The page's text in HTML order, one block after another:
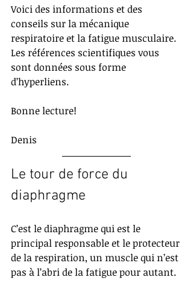
Voici des informations et des
conseils sur la mécanique
respiratoire et la fatigue musculaire.
Les références scientifiques vous
sont données sous forme
d’hyperliens.
Bonne lecture!
Denis
Le tour de force du
diaphragme​​
C’est le diaphragme qui est le
principal responsable et le protecteur
de la respiration, un muscle qui n’est
pas à l’abri de la fatigue pour autant.